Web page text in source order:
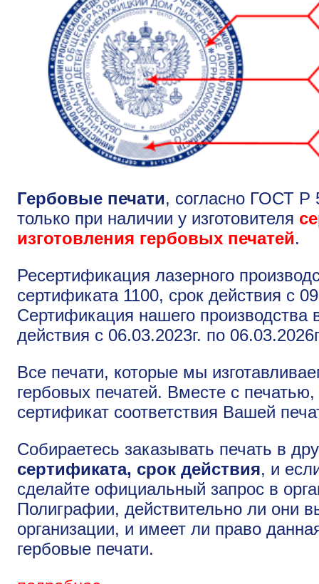
Гербовые печати, согласно ГОСТ Р
только при наличии у изготовителя
изготовления гербовых печатей.
Ресертификация лазерного
сертификата 1100, срок действия с
Сертификация нашего производства
действия с 06.03.2023г. по
Все печати, которые мы
гербовых печатей. Вместе с
сертификат соответствия Вашей
Собираетесь заказывать печать в
сертификата, срок действия, и
сделайте официальный запрос в
Полиграфии, действительно ли они
организации, и имеет ли право
гербовые печати.